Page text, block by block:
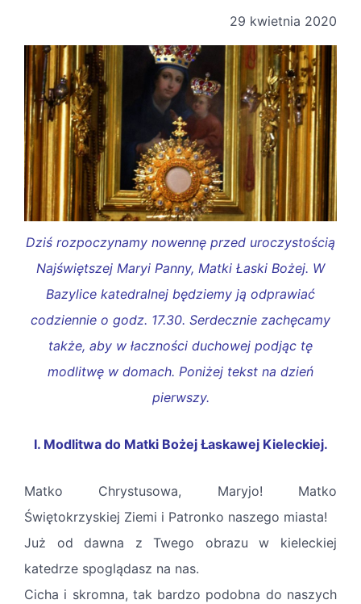
29 kwietnia 2020
Dziś rozpoczynamy nowennę przed uroczystością
Najświętszej Maryi Panny, Matki Łaski Bożej. W
Bazylice katedralnej będziemy ją odprawiać
codziennie o godz. 17.30. Serdecznie zachęcamy
także, aby w łaczności duchowej podjąc tę
modlitwę w domach. Poniżej tekst na dzień
pierwszy.
I. Modlitwa do Matki Bożej Łaskawej Kieleckiej.
Matko Chrystusowa, Maryjo! Matko
Świętokrzyskiej Ziemi i Patronko naszego miasta!
Już od dawna z Twego obrazu w kieleckiej
katedrze spoglądasz na nas.
Cicha i skromna, tak bardzo podobna do naszych